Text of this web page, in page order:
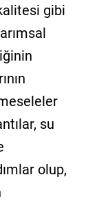
gibi
su
olup,